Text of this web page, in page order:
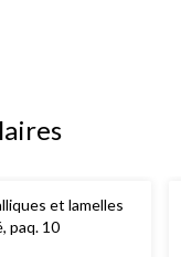
et lamelles
paq. 10